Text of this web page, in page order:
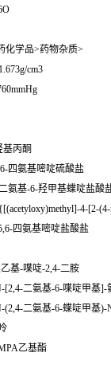
化学品>药物杂质>
cm3
基丙酮
四氨基嘧啶硫酸盐
氨基-6-羟甲基蝶啶盐酸
4-[2-
四氨基嘧啶盐酸盐
基-喋啶-2,4-二胺
[2,4-二氨基-6-喋啶甲基
(2,4-二氨基-6-蝶啶甲基
乙基酯